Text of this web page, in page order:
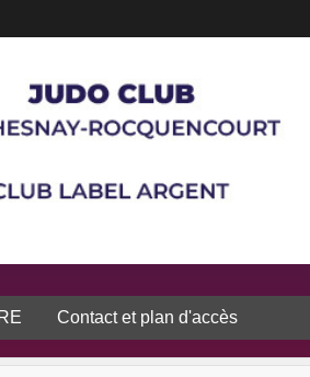
Contact et plan d'accès